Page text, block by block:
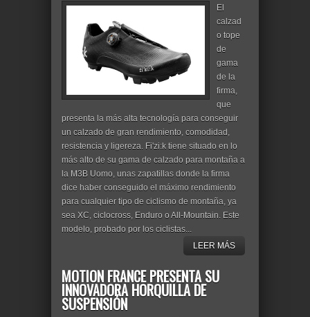
El
calzad
o tope
de
gama
de la
firma,
que
presenta la más alta tecnología para conseguir
un calzado de gran rendimiento, comodidad,
resistencia y ligereza. Fi'zi:k tiene situado en lo
más alto de su gama de calzado para montaña a
la M3B Uomo, unas zapatillas donde la firma
dice haber conseguido el máximo rendimiento
para cualquier tipo de ciclismo de montaña, ya
sea XC, ciclocross, Enduro o All-Mountain. Este
modelo, probado por los ciclistas...
LEER MÁS
MOTION FRANCE PRESENTA SU
INNOVADORA HORQUILLA DE
SUSPENSIÓN